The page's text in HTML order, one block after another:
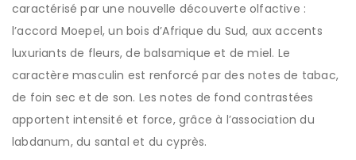
caractérisé par une nouvelle découverte olfactive :
l’accord Moepel, un bois d’Afrique du Sud, aux accents
luxuriants de fleurs, de balsamique et de miel. Le
caractère masculin est renforcé par des notes de tabac,
de foin sec et de son. Les notes de fond contrastées
apportent intensité et force, grâce à l’association du
labdanum, du santal et du cyprès.